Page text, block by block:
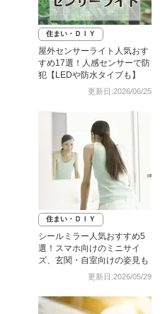
住まい・ＤＩＹ
屋外センサーライト人気おす
すめ17選！人感センサーで防
犯【LEDや防水タイプも】
更新日:2026/06/25
住まい・ＤＩＹ
シールミラー人気おすすめ5
選！スマホ向けのミニサイ
ズ、玄関・自室向けの姿見も
更新日:2026/05/29